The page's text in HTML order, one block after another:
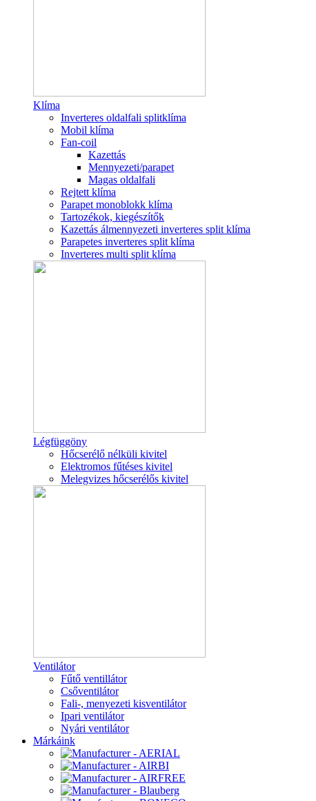
Klíma
Inverteres oldalfali splitklíma
Mobil klíma
Fan-coil
Kazettás
Mennyezeti/parapet
Magas oldalfali
Rejtett klíma
Parapet monoblokk klíma
Tartozékok, kiegészítők
Kazettás álmennyezeti inverteres split klíma
Parapetes inverteres split klíma
Inverteres multi split klíma
Légfüggöny
Hőcserélő nélküli kivitel
Elektromos fűtéses kivitel
Melegvizes hőcserélős kivitel
Ventilátor
Fűtő ventillátor
Csőventilátor
Fali-, menyezeti kisventilátor
Ipari ventilátor
Nyári ventilátor
Márkáink